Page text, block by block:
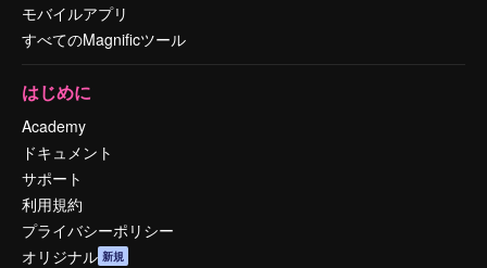
モバイルアプリ
すべてのMagnificツール
はじめに
Academy
ドキュメント
サポート
利用規約
プライバシーポリシー
オリジナル 新規